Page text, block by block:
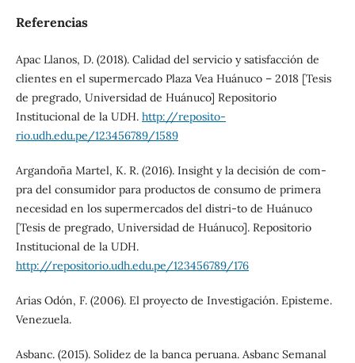
Referencias
Apac Llanos, D. (2018). Calidad del servicio y satisfacción de
clientes en el supermercado Plaza Vea Huánuco – 2018 [Tesis
de pregrado, Universidad de Huánuco] Repositorio
Institucional de la UDH. http://reposito-
rio.udh.edu.pe/123456789/1589
Argandoña Martel, K. R. (2016). Insight y la decisión de com-
pra del consumidor para productos de consumo de primera
necesidad en los supermercados del distri-to de Huánuco
[Tesis de pregrado, Universidad de Huánuco]. Repositorio
Institucional de la UDH.
http://repositorio.udh.edu.pe/123456789/176
Arias Odón, F. (2006). El proyecto de Investigación. Episteme.
Venezuela.
Asbanc. (2015). Solidez de la banca peruana. Asbanc Semanal